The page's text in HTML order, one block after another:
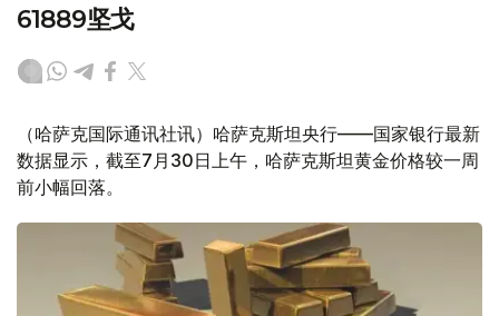
61889坚戈
（哈萨克国际通讯社讯）哈萨克斯坦央行——国家银行最新
数据显示，截至7月30日上午，哈萨克斯坦黄金价格较一周
前小幅回落。